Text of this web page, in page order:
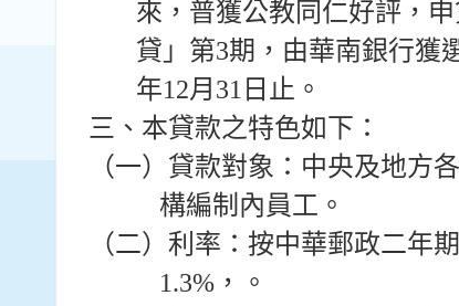
來，普獲公教同仁好評，
貸」第3期，由華南銀行獲
年12月 31 日止。
三、本貸款之特色如下：
（一）貸款對象：中央及地方
構編制內員工。
（二）利率：按中華郵政二年
1.3% ，。